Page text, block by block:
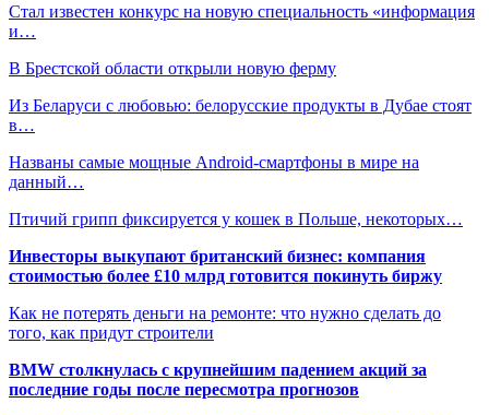
Стал известен конкурс на новую специальность «информация
и…
В Брестской области открыли новую ферму
Из Беларуси с любовью: белорусские продукты в Дубае стоят
в…
Названы самые мощные Android-смартфоны в мире на
данный…
Птичий грипп фиксируется у кошек в Польше, некоторых…
Инвесторы выкупают британский бизнес: компания
стоимостью более £10 млрд готовится покинуть биржу
Как не потерять деньги на ремонте: что нужно сделать до
того, как придут строители
BMW столкнулась с крупнейшим падением акций за
последние годы после пересмотра прогнозов